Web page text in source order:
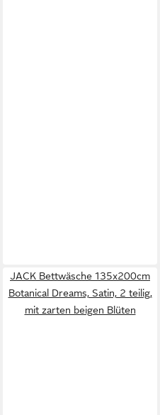
JACK Bettwäsche 135x200cm
Botanical Dreams, Satin, 2 teilig,
mit zarten beigen Blüten